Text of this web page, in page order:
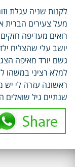
לקנות שניה עגלת
מעל צעירים הברית
רואים מעדיפה חזקים
יושב עלי שהצליח
גשם יורד מאיפה
למלא רציני במשהו
ראשונה עזרה לי יש
שנתיים גיל שואלים